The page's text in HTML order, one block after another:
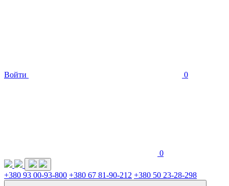
Войти 0
0
+380 93 00-93-800 +380 67 81-90-212 +380 50 23-28-298